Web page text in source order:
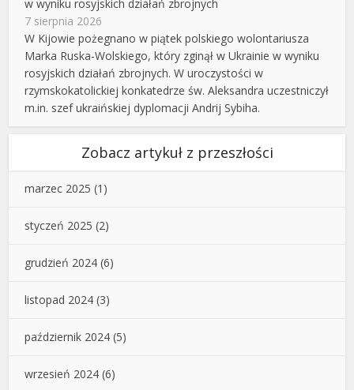
w wyniku rosyjskich działań zbrojnych
7 sierpnia 2026
W Kijowie pożegnano w piątek polskiego wolontariusza
Marka Ruska-Wolskiego, który zginął w Ukrainie w wyniku
rosyjskich działań zbrojnych. W uroczystości w
rzymskokatolickiej konkatedrze św. Aleksandra uczestniczył
m.in. szef ukraińskiej dyplomacji Andrij Sybiha.
Zobacz artykuł z przeszłości
marzec 2025 (1)
styczeń 2025 (2)
grudzień 2024 (6)
listopad 2024 (3)
październik 2024 (5)
wrzesień 2024 (6)